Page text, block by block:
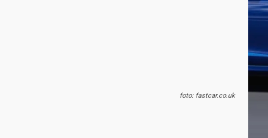
foto: fastcar.co.uk